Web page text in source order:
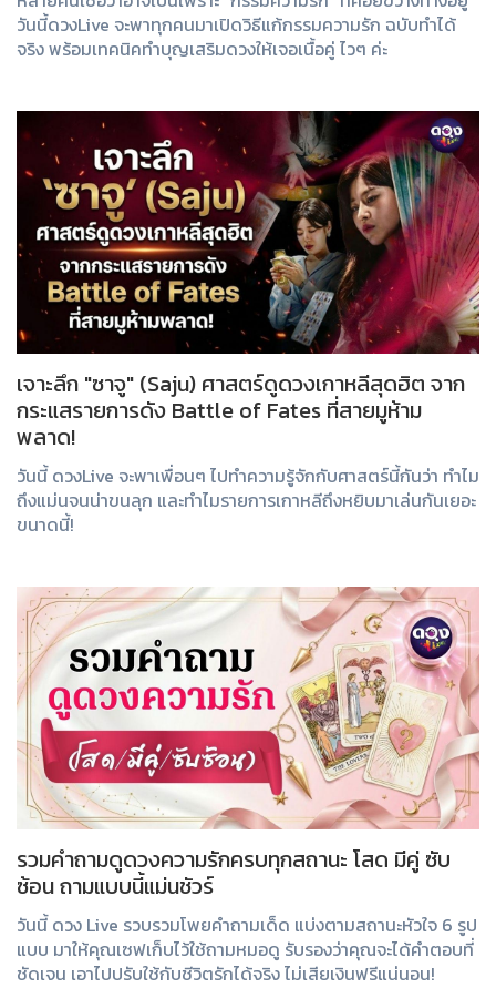
วันนี้ดวงLive จะพาทุกคนมาเปิดวิธีแก้กรรมความรัก ฉบับทำได้
จริง พร้อมเทคนิคทำบุญเสริมดวงให้เจอเนื้อคู่ ไวๆ ค่ะ
เจาะลึก "ซาจู" (Saju) ศาสตร์ดูดวงเกาหลีสุดฮิต จาก
กระแสรายการดัง Battle of Fates ที่สายมูห้าม
พลาด!
วันนี้ ดวงLive จะพาเพื่อนๆ ไปทำความรู้จักกับศาสตร์นี้กันว่า ทำไม
ถึงแม่นจนน่าขนลุก และทำไมรายการเกาหลีถึงหยิบมาเล่นกันเยอะ
ขนาดนี้!
รวมคำถามดูดวงความรักครบทุกสถานะ โสด มีคู่ ซับ
ซ้อน ถามแบบนี้แม่นชัวร์
วันนี้ ดวง Live รวบรวมโพยคำถามเด็ด แบ่งตามสถานะหัวใจ 6 รูป
แบบ มาให้คุณเซฟเก็บไว้ใช้ถามหมอดู รับรองว่าคุณจะได้คำตอบที่
ชัดเจน เอาไปปรับใช้กับชีวิตรักได้จริง ไม่เสียเงินฟรีแน่นอน!